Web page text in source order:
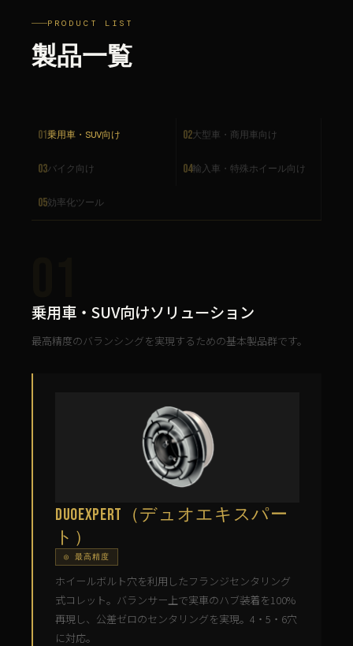
PRODUCT LIST
製品一覧
01乗用車・SUV向け 02大型車・商用車向け
03バイク向け 04輸入車・特殊ホイール向け
05効率化ツール
乗用車・SUV向けソリューション
最高精度のバランシングを実現するための基本製品群です。
DuoExpert（デュオエキスパー
ト）
◎ 最高精度
ホイールボルト穴を利用したフランジセンタリング
式コレット。バランサー上で実車のハブ装着を100%
再現し、公差ゼロのセンタリングを実現。4・5・6穴
に対応。